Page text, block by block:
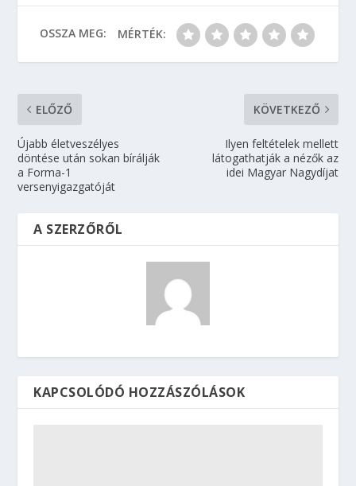
OSSZA MEG: MÉRTÉK:
ELŐZŐ
Újabb életveszélyes
döntése után sokan bírálják
a Forma-1
versenyigazgatóját
KÖVETKEZŐ
Ilyen feltételek mellett
látogathatják a nézők az
idei Magyar Nagydíjat
A SZERZŐRŐL
KAPCSOLÓDÓ HOZZÁSZÓLÁSOK